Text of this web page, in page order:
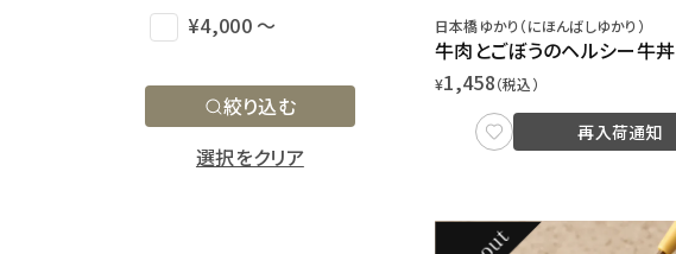
¥4,000 〜
絞り込む
選択をクリア
日本橋ゆかり（にほんばしゆかり）
牛肉とごぼうのヘルシー牛丼
¥1,458（税込）
再入荷通知